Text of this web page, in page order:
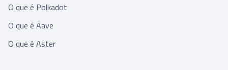
O que é Polkadot
O que é Aave
O que é Aster